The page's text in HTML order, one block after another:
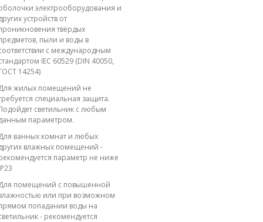
электрооборудования и
устройств от
твёрдых
пыли и воды в
с международным
IEC 60529 (DIN 40050,
14254)
жилых помещений не
специальная защита.
светильник с любым
параметром.
ванных комнат и любых
влажных помещений -
параметр не ниже
помещений с повышенной
или при возможном
попадании воды на
- рекомендуется